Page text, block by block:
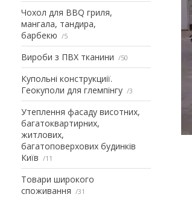
Чохол для BBQ гриля,
мангала, тандира,
барбекю
5
Вироби з ПВХ тканини 50
Купольні конструкциії.
Геокуполи для глемпінгу
3
Утеплення фасаду висотних,
багатоквартирних,
житлових,
багатоповерхових будинків
Київ
11
Товари широкого
споживання
31